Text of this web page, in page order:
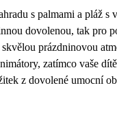
s palmami a pláž s
dovolenou, tak pro
prázdninovou
zatímco vaše
z dovolené umocní